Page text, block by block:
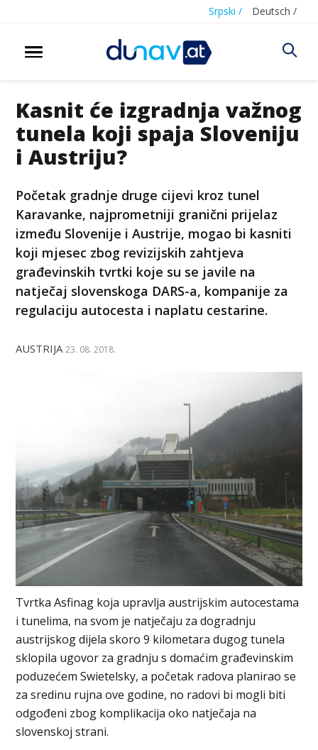
Srpski / Deutsch /
Kasnit će izgradnja važnog
tunela koji spaja Sloveniju
i Austriju?
Početak gradnje druge cijevi kroz tunel
Karavanke, najprometniji granični prijelaz
između Slovenije i Austrije, mogao bi kasniti
koji mjesec zbog revizijskih zahtjeva
građevinskih tvrtki koje su se javile na
natječaj slovenskoga DARS-a, kompanije za
regulaciju autocesta i naplatu cestarine.
AUSTRIJA 23. 08. 2018.
Tvrtka Asfinag koja upravlja austrijskim autocestama
i tunelima, na svom je natječaju za dogradnju
austrijskog dijela skoro 9 kilometara dugog tunela
sklopila ugovor za gradnju s domaćim građevinskim
poduzećem Swietelsky, a početak radova planirao se
za sredinu rujna ove godine, no radovi bi mogli biti
odgođeni zbog komplikacija oko natječaja na
slovenskoj strani.